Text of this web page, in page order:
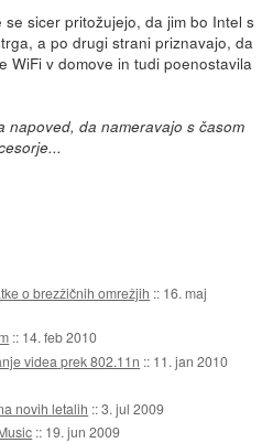
sicer pritožujejo, da jim bo Intel s
a po drugi strani priznavajo, da
WiFi v domove in tudi poenostavila
napoved, da nameravajo s časom
o brezžičnih omrežjih :: 16. maj
:: 14. feb 2010
videa prek 802.11n :: 11. jan 2010
novih letalih ::3. jul 2009
:: 19. jun 2009